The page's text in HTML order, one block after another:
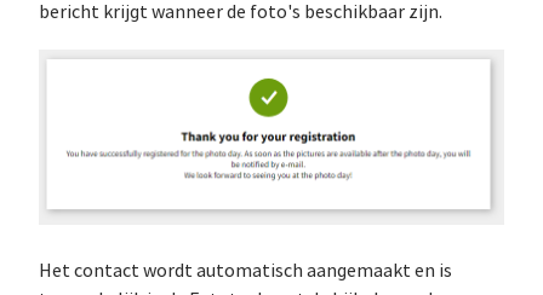
bericht krijgt wanneer de foto's beschikbaar zijn.
Het contact wordt automatisch aangemaakt en is